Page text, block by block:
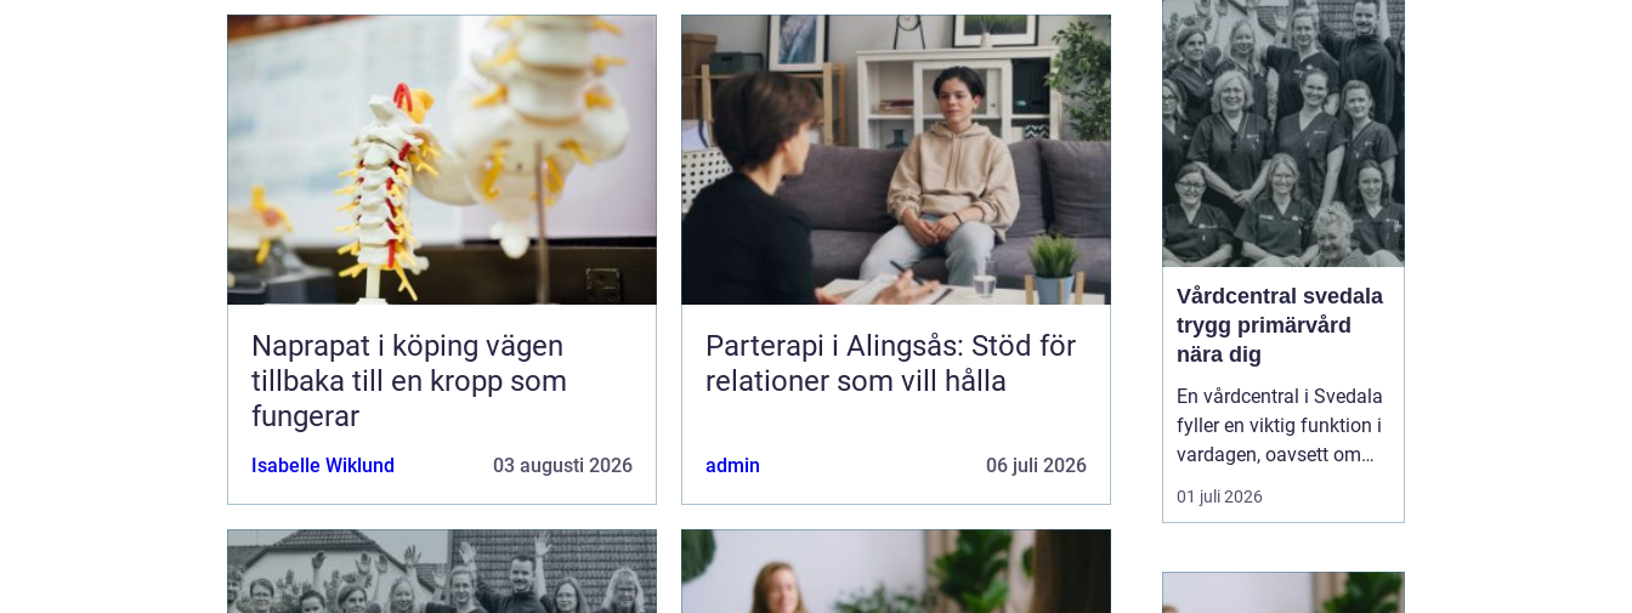
Naprapat i köping vägen
tillbaka till en kropp som
fungerar
Isabelle Wiklund 03 augusti 2026
Parterapi i Alingsås: Stöd för
relationer som vill hålla
admin 06 juli 2026
konflikter upprepas,
tystnaden växer eller
avståndet kä...
Vårdcentral svedala
trygg primärvård
nära dig
En vårdcentral i Svedala
fyller en viktig funktion i
vardagen, oavsett om
det handlar om akuta
infektioner, långvariga
kring barnhälsa och
graviditet. När vården
01 juli 2026